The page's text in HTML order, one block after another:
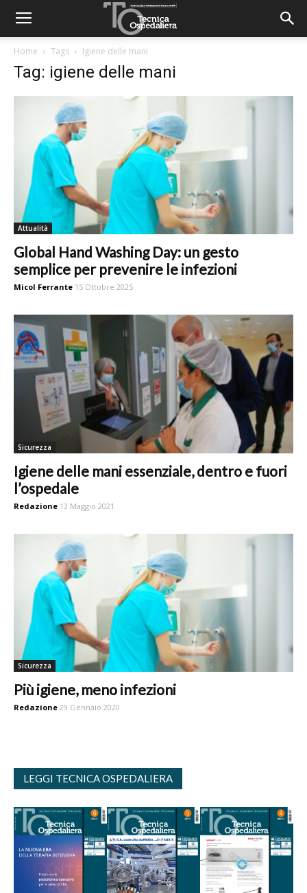
Home Tags Igiene delle mani
Tag: igiene delle mani
Attualità
Global Hand Washing Day: un gesto
semplice per prevenire le infezioni
Micol Ferrante 15 Ottobre 2025
Sicurezza
Igiene delle mani essenziale, dentro e fuori
l’ospedale
Redazione 13 Maggio 2021
Sicurezza
Più igiene, meno infezioni
Redazione 29 Gennaio 2020
LEGGI TECNICA OSPEDALIERA